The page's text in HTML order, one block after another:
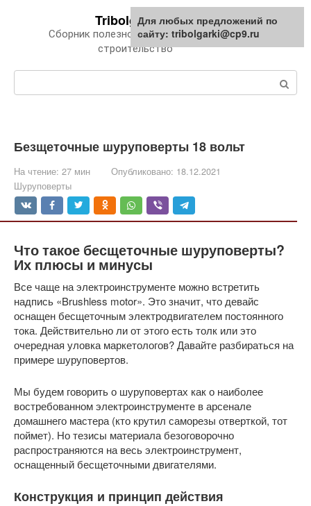
Tribolgarki.ru
Сборник полезной информации про
строительство
Безщеточные шуруповерты 18 вольт
На чтение: 27 мин Опубликовано: 18.12.2021
Шуруповерты
Что такое бесщеточные шуруповерты?
Их плюсы и минусы
Все чаще на электроинструменте можно встретить
надпись «Brushless motor». Это значит, что девайс
оснащен бесщеточным электродвигателем постоянного
тока. Действительно ли от этого есть толк или это
очередная уловка маркетологов? Давайте разбираться на
примере шуруповертов.
Мы будем говорить о шуруповертах как о наиболее
востребованном электроинструменте в арсенале
домашнего мастера (кто крутил саморезы отверткой, тот
поймет). Но тезисы материала безоговорочно
распространяются на весь электроинструмент,
оснащенный бесщеточными двигателями.
Конструкция и принцип действия
Для любых предложений по
сайту: tribolgarki@cp9.ru